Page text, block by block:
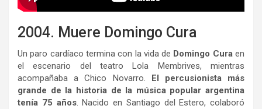
2004. Muere Domingo Cura
Un paro cardíaco termina con la vida de Domingo Curaen
el escenario del teatro Lola Membrives, mientras
acompañaba a Chico Novarro. El percusionista más
grande de la historia de la música popular argentina
tenía 75 años. Nacido en Santiago del Estero, colaboró